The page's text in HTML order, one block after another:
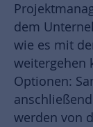
dem
wie es mit
weitergehen
Optionen:
werden von